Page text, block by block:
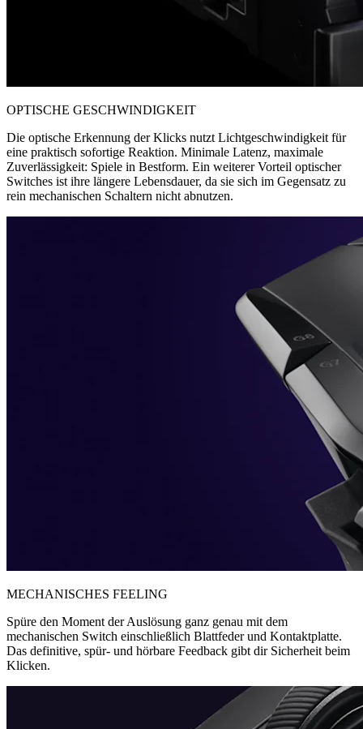
OPTISCHE GESCHWINDIGKEIT
Die optische Erkennung der Klicks nutzt Lichtgeschwindigkeit für
eine praktisch sofortige Reaktion. Minimale Latenz, maximale
Zuverlässigkeit: Spiele in Bestform. Ein weiterer Vorteil optischer
Switches ist ihre längere Lebensdauer, da sie sich im Gegensatz zu
rein mechanischen Schaltern nicht abnutzen.
MECHANISCHES FEELING
Spüre den Moment der Auslösung ganz genau mit dem
mechanischen Switch einschließlich Blattfeder und Kontaktplatte.
Das definitive, spür- und hörbare Feedback gibt dir Sicherheit beim
Klicken.